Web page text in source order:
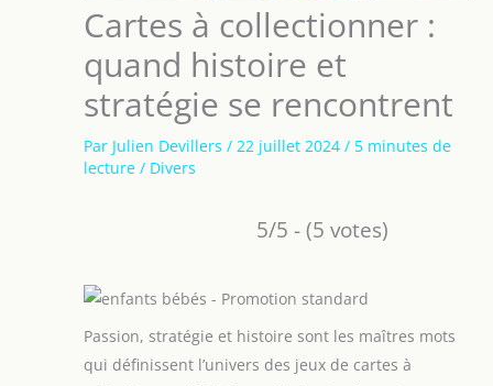
Cartes à collectionner :
quand histoire et
stratégie se rencontrent
Par Julien Devillers / 22 juillet 2024 / 5 minutes de
lecture / Divers
5/5 - (5 votes)
Passion, stratégie et histoire sont les maîtres mots
qui définissent l’univers des jeux de cartes à